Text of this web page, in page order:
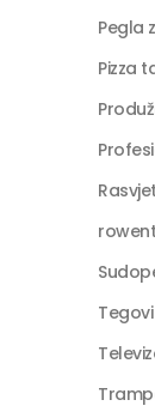
Pegla
Pizza
Tegovi